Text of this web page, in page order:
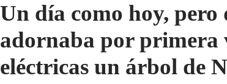
Un día como hoy, pero
adornaba por primera
eléctricas un árbol de